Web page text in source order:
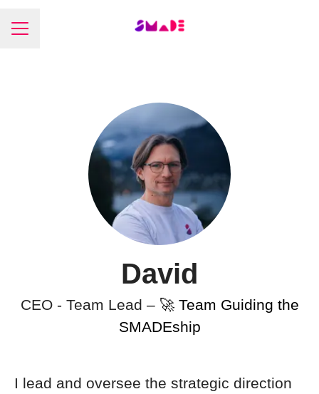
Menu carrière
David
CEO - Team Lead – 🚀 Team Guiding the
SMADEship
I lead and oversee the strategic direction